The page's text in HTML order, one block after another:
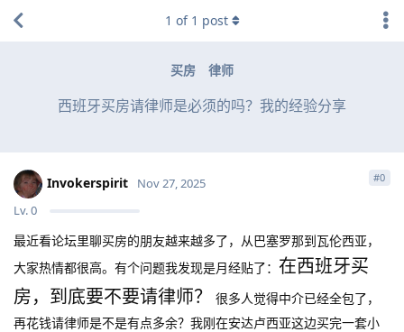
买房 律师
西班牙买房请律师是必须的吗？我的经验分享
1 of 1 post
Invokerspirit
Lv.0
Nov 27, 2025 #0
最近看论坛里聊买房的朋友越来越多了，从巴塞罗那到瓦伦西亚，
大家热情都很高。有个问题我发现是月经贴了： 在西班牙买
房，到底要不要请律师？
很多人觉得中介已经全包了，
再花钱请律师是不是有点多余？我刚在安达卢西亚这边买完一套小